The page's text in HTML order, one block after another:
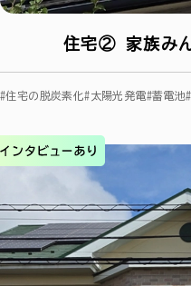
住宅② 家族み
#住宅の脱炭素化#太陽光発電#蓄電池